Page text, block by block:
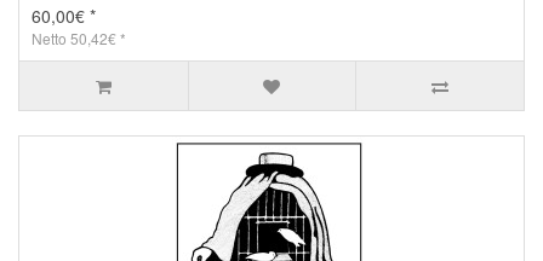
60,00€ *
Netto 50,42€ *